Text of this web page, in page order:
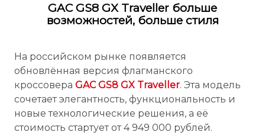
GAC GS8 GX Traveller больше
возможностей, больше стиля
На российском рынке появляется
обновлённая версия флагманского
кроссовера GAC GS8 GX Traveller. Эта модель
сочетает элегантность, функциональность и
новые технологические решения, а её
стоимость стартует от 4 949 000 рублей.